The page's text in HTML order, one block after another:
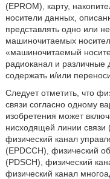
(EPROM), карту,
носители данных,
представлять одно или
машиночитаемых
«машиночитаемый
радиоканал и различные
содержать и/или
Следует отметить, что
связи согласно одному
изобретения может
нисходящей линии связи
физический канал
(EPDCCH), физический
(PDSCH), физический
физический канал